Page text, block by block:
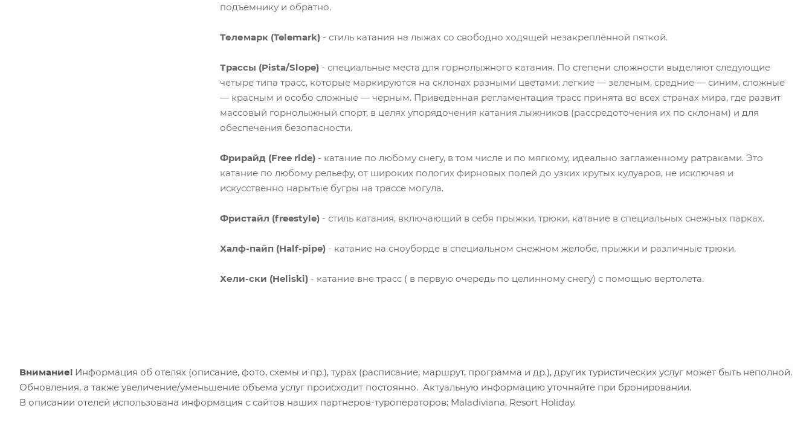
подъёмнику и обратно.
Телемарк (Telemark) - стиль катания на лыжах со свободно ходящей незакреплённой пяткой.
Трассы (Pista/Slope) - специальные места для горнолыжного катания. По степени сложности выделяют следующие
четыре типа трасс, которые маркируются на склонах разными цветами: легкие — зеленым, средние — синим, сложные
— красным и особо сложные — черным. Приведенная регламентация трасс принята во всех странах мира, где развит
массовый горнолыжный спорт, в целях упорядочения катания лыжников (рассредоточения их по склонам) и для
обеспечения безопасности.
Фрирайд (Free ride) - катание по любому снегу, в том числе и по мягкому, идеально заглаженному ратраками. Это
катание по любому рельефу, от широких пологих фирновых полей до узких крутых кулуаров, не исключая и
искусственно нарытые бугры на трассе могула.
Фристайл (freestyle) - стиль катания, включающий в себя прыжки, трюки, катание в специальных снежных парках.
Халф-пайп (Half-pipe) - катание на сноуборде в специальном снежном желобе, прыжки и различные трюки.
Хели-ски (Heliski) - катание вне трасс ( в первую очередь по целинному снегу) с помощью вертолета.
Внимание! Информация об отелях (описание, фото, схемы и пр.), турах (расписание, маршрут, программа и др.), других туристических услуг может быть неполной.
Обновления, а также увеличение/уменьшение объема услуг происходит постоянно. Актуальную информацию уточняйте при бронировании.
В описании отелей использована информация с сайтов наших партнеров-туроператоров: Maladiviana, Resort Holiday.